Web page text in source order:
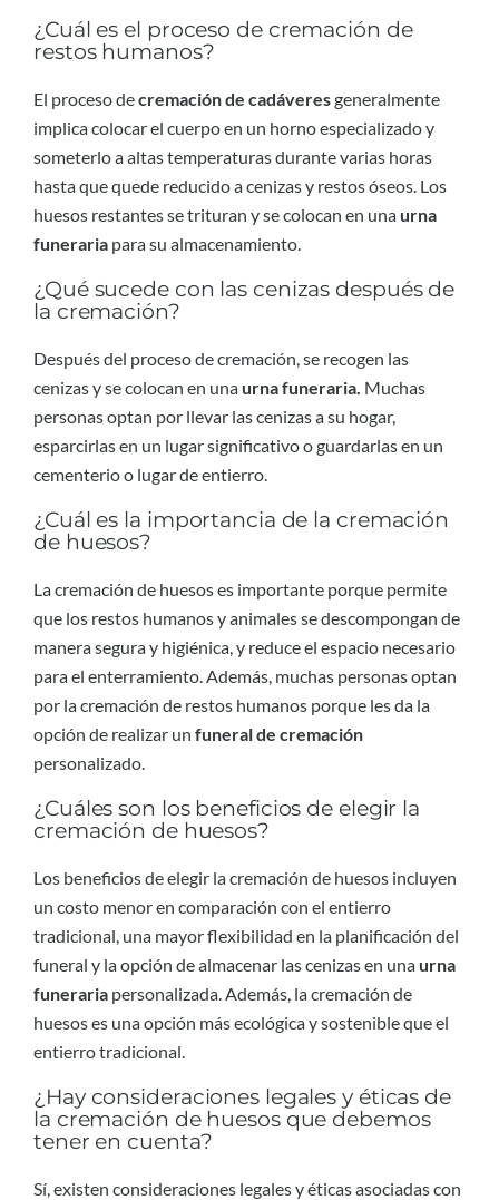
¿Cuál es el proceso de cremación de
restos humanos?
El proceso decremación de cadáveresgeneralmente
implica colocar el cuerpo en un horno especializado y
someterlo a altas temperaturas durante varias horas
hasta que quede reducido a cenizas y restos óseos. Los
huesos restantes se trituran y se colocan en una urna
funeraria para su almacenamiento.
¿Qué sucede con las cenizas después de
la cremación?
Después del proceso de cremación, se recogen las
cenizas y se colocan en una urna funeraria. Muchas
personas optan por llevar las cenizas a su hogar,
esparcirlas en un lugar significativo o guardarlas en un
cementerio o lugar de entierro.
¿Cuál es la importancia de la cremación
de huesos?
La cremación de huesos es importante porque permite
que los restos humanos y animales se descompongan de
manera segura y higiénica, y reduce el espacio necesario
para el enterramiento. Además, muchas personas optan
por la cremación de restos humanos porque les da la
opción de realizar un funeral de cremación
personalizado.
¿Cuáles son los beneficios de elegir la
cremación de huesos?
Los beneficios de elegir la cremación de huesos incluyen
un costo menor en comparación con el entierro
tradicional, una mayor flexibilidad en la planificación del
funeral y la opción de almacenar las cenizas en una urna
funeraria personalizada. Además, la cremación de
huesos es una opción más ecológica y sostenible que el
entierro tradicional.
¿Hay consideraciones legales y éticas de
la cremación de huesos que debemos
tener en cuenta?
Sí, existen consideraciones legales y éticas asociadas con